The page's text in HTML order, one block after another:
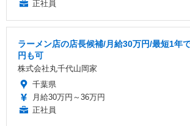
正社員
ラーメン店の店長候補/月給30万円/最短1年
円も可
株式会社丸千代山岡家
千葉県
月給30万円～36万円
正社員